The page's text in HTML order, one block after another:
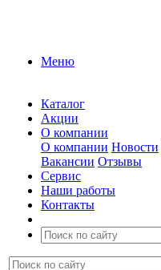
Меню
Каталог
Акции
О компании
О компании Новости
Вакансии Отзывы
Сервис
Наши работы
Контакты